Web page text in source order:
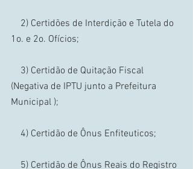
1o. e 2o. Ofícios;
(Negativa de IPTU junto a Prefeitura
Municipal );
    4) Certidão de Ônus Enfiteuticos;